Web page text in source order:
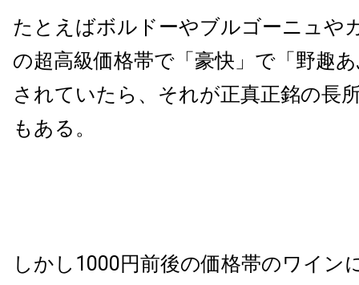
たとえばボルドーやブルゴーニュや
の超高級価格帯で「豪快」で「野趣
されていたら、それが正真正銘の長
もある。
しかし1000円前後の価格帯のワイン